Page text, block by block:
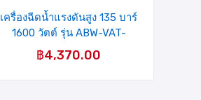
เครื่องฉีดน้ำแรงดันสูง 135 บาร์
1600 วัตต์ รุ่น ABW-VAT-
90P(04-009-007) MIXPRO
฿4,370.00